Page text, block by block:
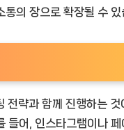
의 장으로 확장될 수 있
략과 함께 진행하는
들어, 인스타그램이나